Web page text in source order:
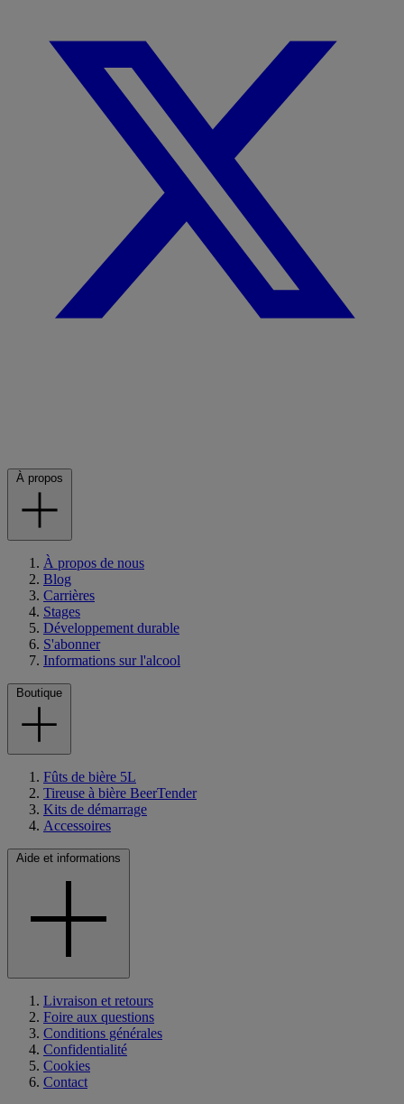
À propos
À propos de nous
Blog
Carrières
Stages
Développement durable
S'abonner
Informations sur l'alcool
Boutique
Fûts de bière 5L
Tireuse à bière BeerTender
Kits de démarrage
Accessoires
Aide et informations
Livraison et retours
Foire aux questions
Conditions générales
Confidentialité
Cookies
Contact